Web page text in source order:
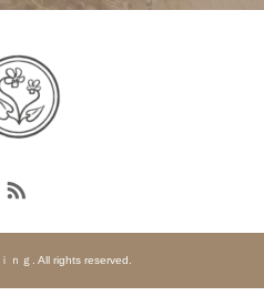
ｎｇ. All rights reserved.